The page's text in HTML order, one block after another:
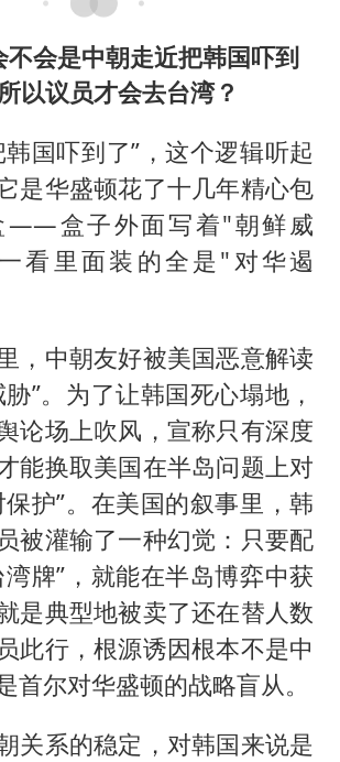
不会是中朝走近把韩国吓到
以议员才会去台湾？
国吓到了”，这个逻辑听起
是华盛顿花了十几年精心包
——盒子外面写着"朝鲜威
看里面装的全是"对华遏
，中朝友好被美国恶意解读
”。为了让韩国死心塌地，
论场上吹风，宣称只有深度
能换取美国在半岛问题上对
护”。在美国的叙事里，韩
被灌输了一种幻觉：只要配
牌”，就能在半岛博弈中获
是典型地被卖了还在替人数
此行，根源诱因根本不是中
首尔对华盛顿的战略盲从。
关系的稳定，对韩国来说是